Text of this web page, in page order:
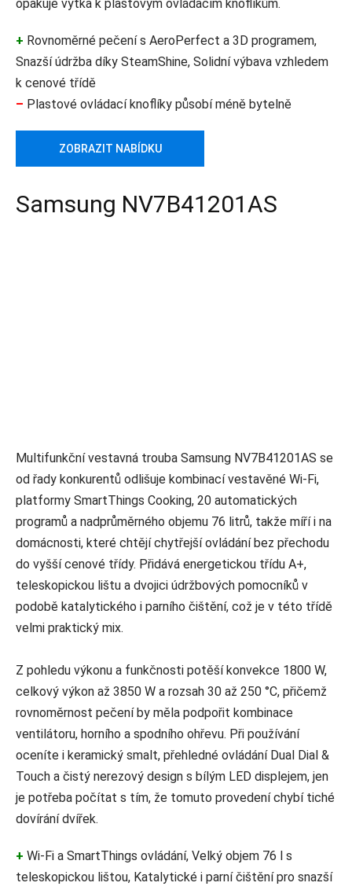
opakuje výtka k plastovým ovládacím knoflíkům.
+ Rovnoměrné pečení s AeroPerfect a 3D programem,
Snazší údržba díky SteamShine, Solidní výbava vzhledem
k cenové třídě
– Plastové ovládací knoflíky působí méně bytelně
ZOBRAZIT NABÍDKU
Samsung NV7B41201AS
Multifunkční vestavná trouba Samsung NV7B41201AS se
od řady konkurentů odlišuje kombinací vestavěné Wi‑Fi,
platformy SmartThings Cooking, 20 automatických
programů a nadprůměrného objemu 76 litrů, takže míří i na
domácnosti, které chtějí chytřejší ovládání bez přechodu
do vyšší cenové třídy. Přidává energetickou třídu A+,
teleskopickou lištu a dvojici údržbových pomocníků v
podobě katalytického i parního čištění, což je v této třídě
velmi praktický mix.
Z pohledu výkonu a funkčnosti potěší konvekce 1800 W,
celkový výkon až 3850 W a rozsah 30 až 250 °C, přičemž
rovnoměrnost pečení by měla podpořit kombinace
ventilátoru, horního a spodního ohřevu. Při používání
oceníte i keramický smalt, přehledné ovládání Dual Dial &
Touch a čistý nerezový design s bílým LED displejem, jen
je potřeba počítat s tím, že tomuto provedení chybí tiché
dovírání dvířek.
+ Wi‑Fi a SmartThings ovládání, Velký objem 76 l s
teleskopickou lištou, Katalytické i parní čištění pro snazší